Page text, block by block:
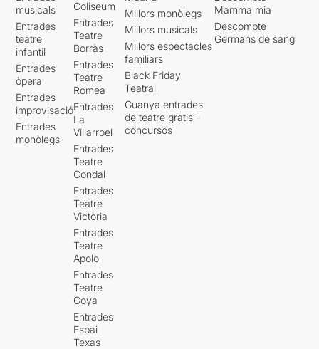
musicals
Entrades
teatre
infantil
Entrades
òpera
Entrades
improvisació
Entrades
monòlegs
Coliseum
Entrades
Teatre
Borràs
Entrades
Teatre
Romea
Entrades
La
Villarroel
Entrades
Teatre
Condal
Entrades
Teatre
Victòria
Entrades
Teatre
Apolo
Entrades
Teatre
Goya
Entrades
Espai
Texas
Millors monòlegs
Millors musicals
Millors espectacles
familiars
Black Friday
Teatral
Guanya entrades
de teatre gratis -
concursos
Mamma mia
Descompte
Germans de sang